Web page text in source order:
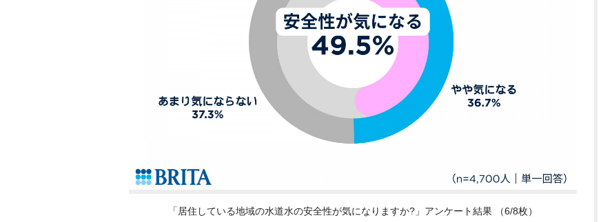
「居住している地域の水道水の安全性が気になりますか?」アンケート結果 （6/8枚）